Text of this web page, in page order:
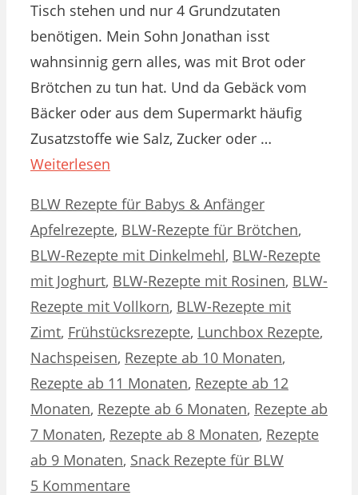
Tisch stehen und nur 4 Grundzutaten
benötigen. Mein Sohn Jonathan isst
wahnsinnig gern alles, was mit Brot oder
Brötchen zu tun hat. Und da Gebäck vom
Bäcker oder aus dem Supermarkt häufig
Zusatzstoffe wie Salz, Zucker oder …
Weiterlesen
Kategorien
BLW Rezepte für Babys & AnfängerSchlagwörter
Apfelrezepte, BLW-Rezepte für Brötchen,
BLW-Rezepte mit Dinkelmehl, BLW-Rezepte
mit Joghurt, BLW-Rezepte mit Rosinen, BLW-
Rezepte mit Vollkorn, BLW-Rezepte mit
Zimt, Frühstücksrezepte, Lunchbox Rezepte,
Nachspeisen, Rezepte ab 10 Monaten,
Rezepte ab 11 Monaten, Rezepte ab 12
Monaten, Rezepte ab 6 Monaten, Rezepte ab
7 Monaten, Rezepte ab 8 Monaten, Rezepte
ab 9 Monaten, Snack Rezepte für BLW
5 Kommentare